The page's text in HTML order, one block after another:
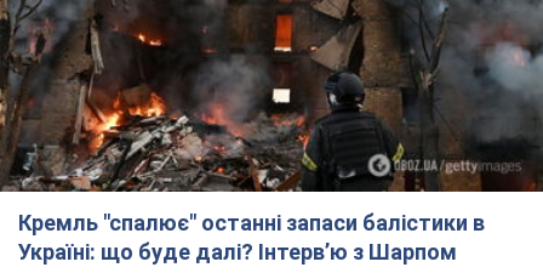
Кремль "спалює" останні запаси балістики в
Україні: що буде далі? Інтерв’ю з Шарпом